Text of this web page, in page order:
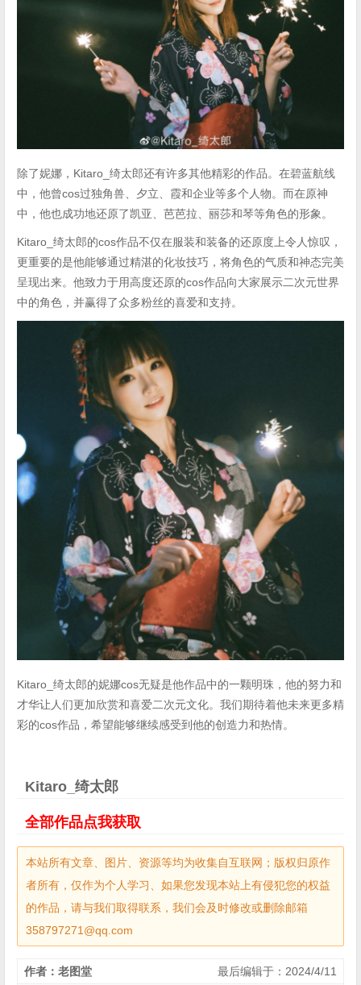
除了妮娜，Kitaro_绮太郎还有许多其他精彩的作品。在碧蓝航线
中，他曾cos过独角兽、夕立、霞和企业等多个人物。而在原神
中，他也成功地还原了凯亚、芭芭拉、丽莎和琴等角色的形象。
Kitaro_绮太郎的cos作品不仅在服装和装备的还原度上令人惊叹，
更重要的是他能够通过精湛的化妆技巧，将角色的气质和神态完美
呈现出来。他致力于用高度还原的cos作品向大家展示二次元世界
中的角色，并赢得了众多粉丝的喜爱和支持。
Kitaro_绮太郎的妮娜cos无疑是他作品中的一颗明珠，他的努力和
才华让人们更加欣赏和喜爱二次元文化。我们期待着他未来更多精
彩的cos作品，希望能够继续感受到他的创造力和热情。
Kitaro_绮太郎
全部作品点我获取
本站所有文章、图片、资源等均为收集自互联网；版权归原作
者所有，仅作为个人学习、如果您发现本站上有侵犯您的权益
的作品，请与我们取得联系，我们会及时修改或删除邮箱
358797271@qq.com
最后编辑于：2024/4/11
作者：老图堂